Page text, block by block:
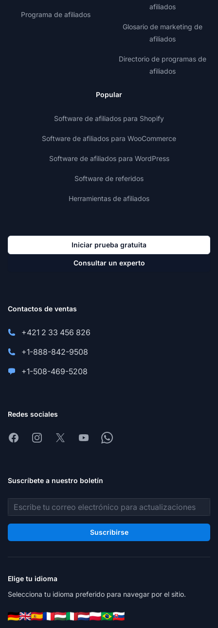
Programa de afiliados
afiliados
Glosario de marketing de
afiliados
Directorio de programas de
afiliados
Popular
Software de afiliados para Shopify
Software de afiliados para WooCommerce
Software de afiliados para WordPress
Software de referidos
Herramientas de afiliados
Iniciar prueba gratuita
Consultar un experto
Contactos de ventas
+421 2 33 456 826
+1-888-842-9508
+1-508-469-5208
Redes sociales
FacebookInstagram
X YoutubeWhatsapp
Suscríbete a nuestro boletín
Dirección de correo electrónico
Suscribirse
Elige tu idioma
Selecciona tu idioma preferido para navegar por el sitio.